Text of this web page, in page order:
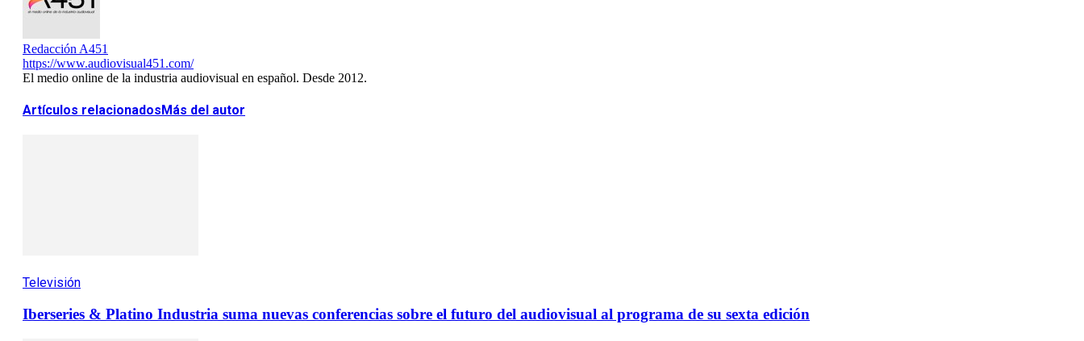
Redacción A451
https://www.audiovisual451.com/
El medio online de la industria audiovisual en español. Desde 2012.
Artículos relacionadosMás del autor
Televisión
Iberseries & Platino Industria suma nuevas conferencias sobre el futuro del audiovisual al programa de su sexta edición